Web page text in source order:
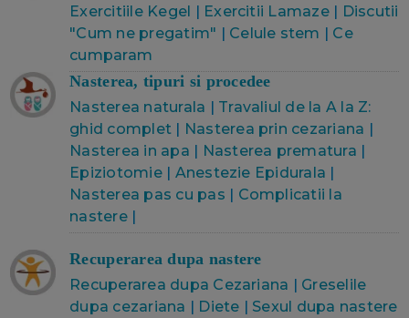
Exercitiile Kegel
Exercitii Lamaze|
Discutii
"Cum ne pregatim"
Celule stem
Ce
cumparam
Nasterea, tipuri si procedee
Nasterea naturala
Travaliul de la A la Z:
ghid complet
Nasterea prin cezariana
Nasterea in apa
Nasterea prematura
Epiziotomie| Anestezie Epidurala
Nasterea pas cu pas
Complicatii la
nastere|
Recuperarea dupa nastere
Recuperarea dupa Cezariana
Greselile
dupa cezariana
Diete
Sexul dupa nastere